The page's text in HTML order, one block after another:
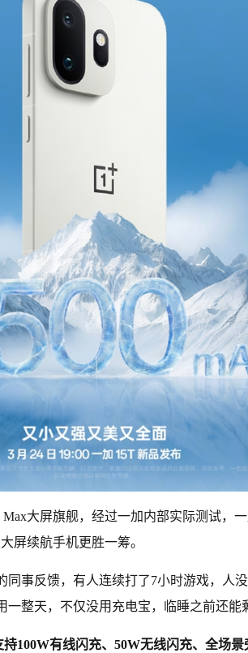
大屏旗舰，经过一加内部实际测试，
屏续航手机更胜一筹。
同事反馈，有人连续打了7小时游戏，人
一整天，不仅没用充电宝，临睡之前还能
持100W有线闪充、50W无线闪充、全场景